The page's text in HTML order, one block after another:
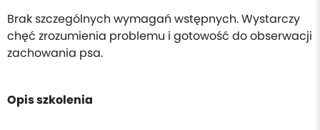
Brak szczególnych wymagań wstępnych. Wystarczy
chęć zrozumienia problemu i gotowość do obserwacji
zachowania psa.
Opis szkolenia